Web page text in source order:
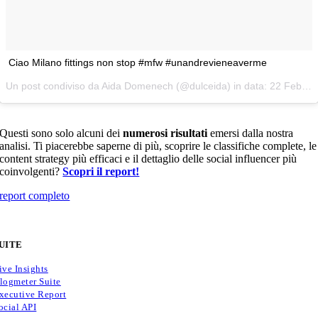
Ciao Milano fittings non stop #mfw #unandrevieneaverme
Un post condiviso da Aida Domenech (@dulceida) in data: 22 Feb 2017 alle ore 05:35 PST
Questi sono solo alcuni dei numerosi risultati emersi dalla nostra
analisi. Ti piacerebbe saperne di più, scoprire le classifiche complete, le
content strategy più efficaci e il dettaglio delle social influencer più
coinvolgenti? Scopri il report!
report completo
Insights
Suite
Report
API